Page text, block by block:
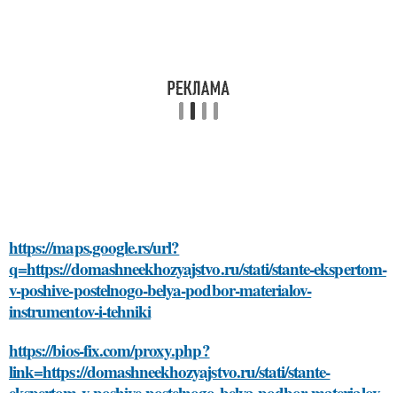
https://maps.google.rs/url?
q=https://domashneekhozyajstvo.ru/stati/stante-ekspertom-
v-poshive-postelnogo-belya-podbor-materialov-
instrumentov-i-tehniki
https://bios-fix.com/proxy.php?
link=https://domashneekhozyajstvo.ru/stati/stante-